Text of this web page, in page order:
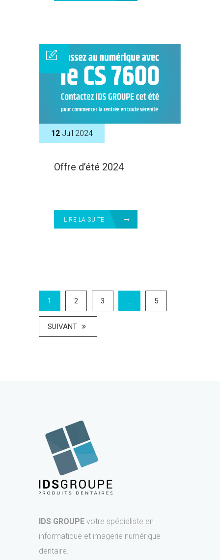
12 Juil 2024
Offre d’été 2024
LIRE LA SUITE
1 2 3 … 5
SUIVANT
IDS GROUPE votre spécialiste en
informatique et imagerie numérique
dentaire.